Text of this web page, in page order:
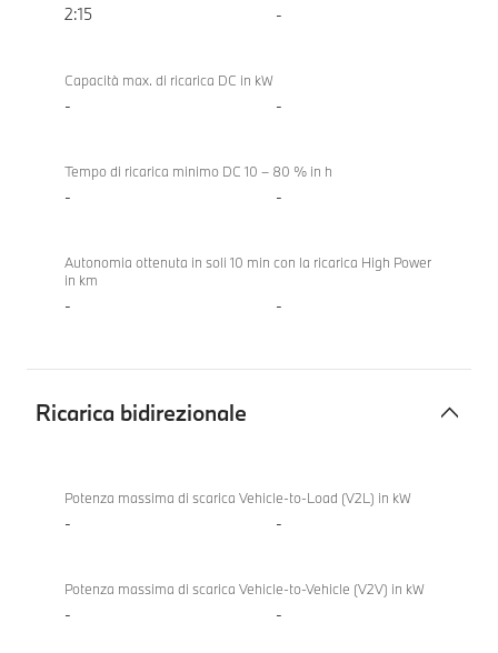
2:15 -
Capacità max. di ricarica DC in kW
- -
Tempo di ricarica minimo DC 10 – 80 % in h
- -
Autonomia ottenuta in soli 10 min con la ricarica High Power
in km
- -
Ricarica bidirezionale
bidirezionale
M5
Potenza massima di scarica Vehicle-to-Load (V2L) in kW
- -
Potenza massima di scarica Vehicle-to-Vehicle (V2V) in kW
- -